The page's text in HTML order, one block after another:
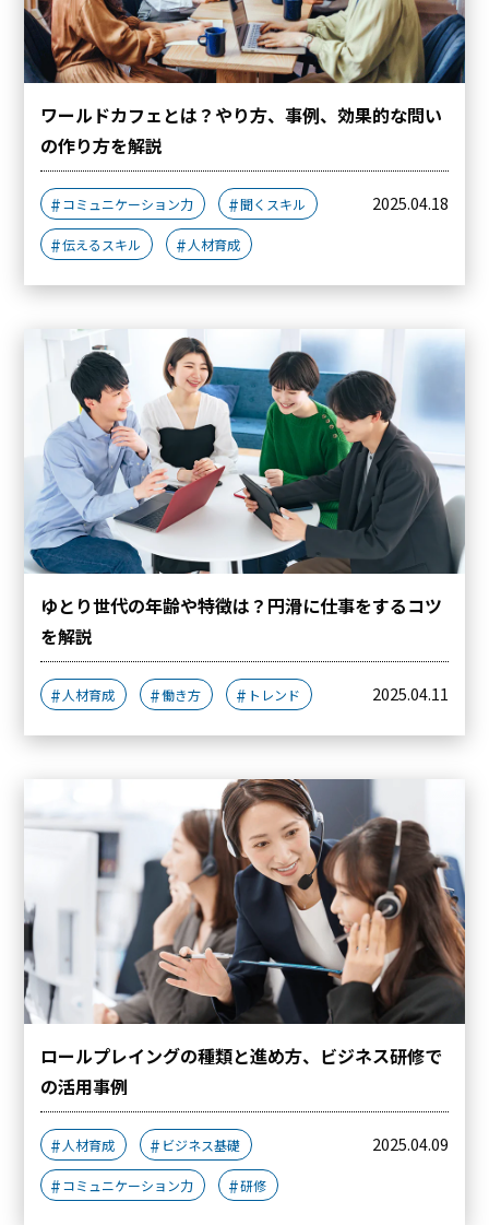
ワールドカフェとは？やり方、事例、効果的な問い
の作り方を解説
コミュニケーション力 聞くスキル
伝えるスキル 人材育成
2025.04.18
ゆとり世代の年齢や特徴は？円滑に仕事をするコツ
を解説
人材育成 働き方 トレンド 2025.04.11
ロールプレイングの種類と進め方、ビジネス研修で
の活用事例
人材育成 ビジネス基礎
コミュニケーション力 研修
2025.04.09